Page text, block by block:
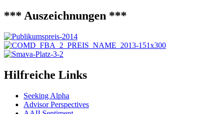
*** Auszeichnungen ***
Hilfreiche Links
Seeking Alpha
Advisor Perspectives